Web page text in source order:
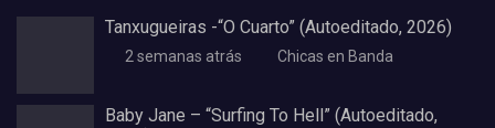
Tanxugueiras -“O Cuarto” (Autoeditado, 2026)
2 semanas atrás Chicas en Banda
Baby Jane – “Surfing To Hell” (Autoeditado,